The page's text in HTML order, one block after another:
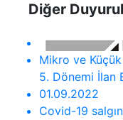
Diğer
Mikro ve Küçük
5. Dönemi İlan
01.09.2022
Covid-19